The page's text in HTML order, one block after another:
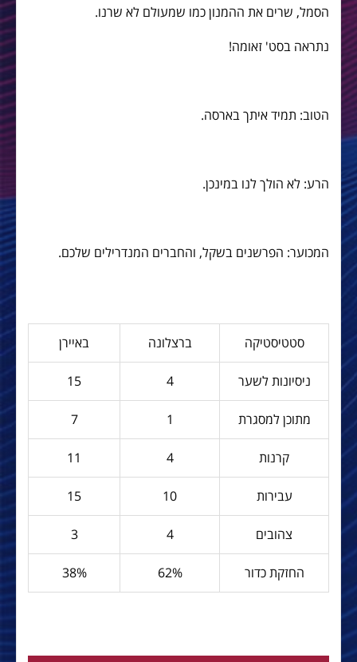
הסמל, שרים את ההמנון כמו שמעולם לא שרנו.
נתראה בסט' זאומה!
הטוב: תמיד איתך בארסה.
הרע: לא הולך לנו במינכן.
המכוער: הפרשנים בשקל, והחברים המנדרילים שלכם.
סטטיסטיקה ברצלונה באיירן
ניסיונות לשער 4
15
מתוכן למסגרת 1
7
קרנות 4
11
עבירות 10
15
צהובים 4
3
החזקת כדור 62%
38%